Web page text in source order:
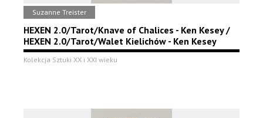
Suzanne Treister
HEXEN 2.0/Tarot/Knave of Chalices - Ken Kesey /
HEXEN 2.0/Tarot/Walet Kielichów - Ken Kesey
Kolekcja Sztuki XX i XXI wieku